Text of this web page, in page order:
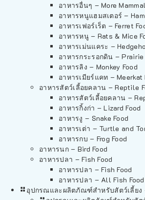
อาหารอื่นๆ – More
อาหารหนูแฮมสเตอร์ –
อาหารเฟอร์เร็ต – Ferret
อาหารหนู – Rats & Mice
อาหารเม่นแคระ –
อาหารกระรอกดิน – Prairie
อาหารลิง – Monkey Food
อาหารเมียร์แคท – Meerkat
อาหารสัตว์เลี้อยคลาน – Reptile
อาหารสัตว์เลี้อยคลาน –
อาหารกิ้งก่า – Lizard Food
อาหารงู – Snake Food
อาหารเต่า – Turtle and
อาหารกบ – Frog Food
อาหารนก – Bird Food
อาหารปลา – Fish Food
อาหารปลา – Fish Food
อาหารปลา – All Fish Food
อุปกรณและผลิตภัณฑ์สำหรับสัตว์เลี้ยง